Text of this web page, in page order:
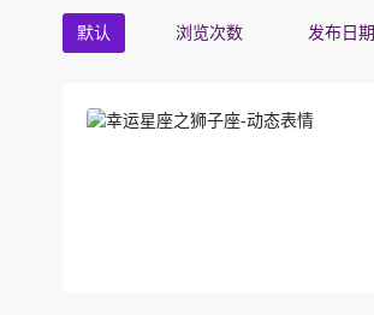
默认 浏览次数 发布日期